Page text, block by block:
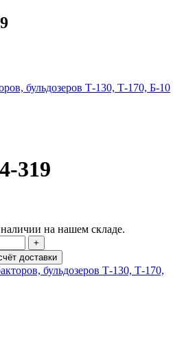
бульдозеров Т-130, Т-170, Б-10
319
на нашем складе.
доставки
бульдозеров Т-130, Т-170,